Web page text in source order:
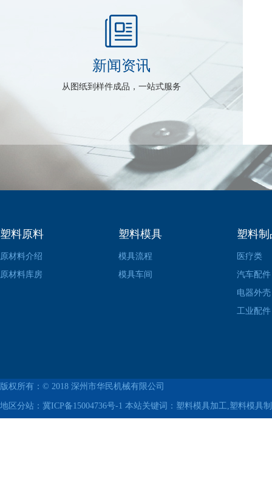
新闻资讯
从图纸到样件成品，一站式服务
塑料原料
原材料介绍
原材料库房
塑料模具
模具流程
模具车间
塑料制
医疗类
汽车配件
电器外壳
工业配件
版权所有：© 2018 深州市华民机械有限公司
地区分站： 冀ICP备15004736号-1 本站关键词：塑料模具加工,塑料模具